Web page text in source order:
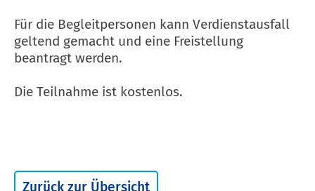
Für die Begleitpersonen kann Verdienstausfall
geltend gemacht und eine Freistellung
beantragt werden.
Die Teilnahme ist kostenlos.
Zurück zur Übersicht